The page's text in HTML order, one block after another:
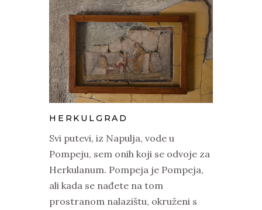
HERKULGRAD
Svi putevi, iz Napulja, vode u
Pompeju, sem onih koji se odvoje za
Herkulanum. Pompeja je Pompeja,
ali kada se nađete na tom
prostranom nalazištu, okruženi s